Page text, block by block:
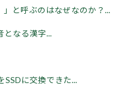
と呼ぶのはなぜなのか？...
となる漢字...
SSDに交換できた...